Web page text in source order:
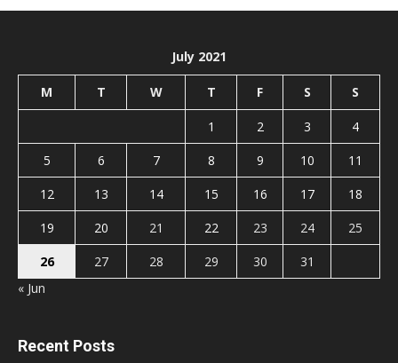
July 2021
M T W T F S S
1 2 3
4
5
6 7 8 9 10
11
12
13 14 15 16 17
18
19
20 21 22 23 24
25
26
27 28 29 30
31
« Jun
Recent Posts